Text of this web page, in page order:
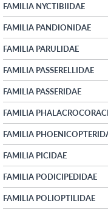
FAMILIA NYCTIBIIDAE
FAMILIA PANDIONIDAE
FAMILIA PARULIDAE
FAMILIA PASSERELLIDAE
FAMILIA PASSERIDAE
FAMILIA
FAMILIA
FAMILIA PICIDAE
FAMILIA PODICIPEDIDAE
FAMILIA POLIOPTILIDAE